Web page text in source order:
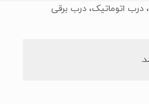
درب اتوماتیک، درب برقی